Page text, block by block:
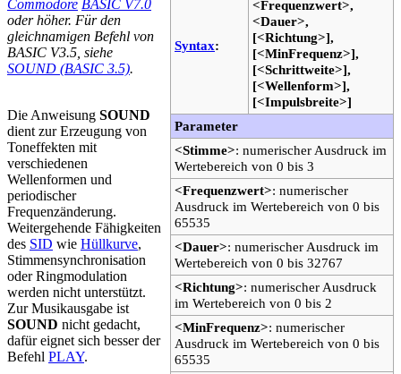
Syntax:
<Frequenzwert>,
<Dauer>,
[<Richtung>],
[<MinFrequenz>],
[<Schrittweite>],
[<Wellenform>],
[<Impulsbreite>]
Parameter
<Stimme>: numerischer Ausdruck im
Wertebereich von 0 bis 3
<Frequenzwert>: numerischer
Ausdruck im Wertebereich von 0 bis
65535
<Dauer>: numerischer Ausdruck im
Wertebereich von 0 bis 32767
<Richtung>: numerischer Ausdruck
im Wertebereich von 0 bis 2
<MinFrequenz>: numerischer
Ausdruck im Wertebereich von 0 bis
65535
Commodore BASIC V7.0
oder höher. Für den
gleichnamigen Befehl von
BASIC V3.5, siehe
SOUND (BASIC 3.5).
Die Anweisung SOUND
dient zur Erzeugung von
Toneffekten mit
verschiedenen
Wellenformen und
periodischer
Frequenzänderung.
Weitergehende Fähigkeiten
des SID wie Hüllkurve,
Stimmensynchronisation
oder Ringmodulation
werden nicht unterstützt.
Zur Musikausgabe ist
SOUND nicht gedacht,
dafür eignet sich besser der
Befehl PLAY.